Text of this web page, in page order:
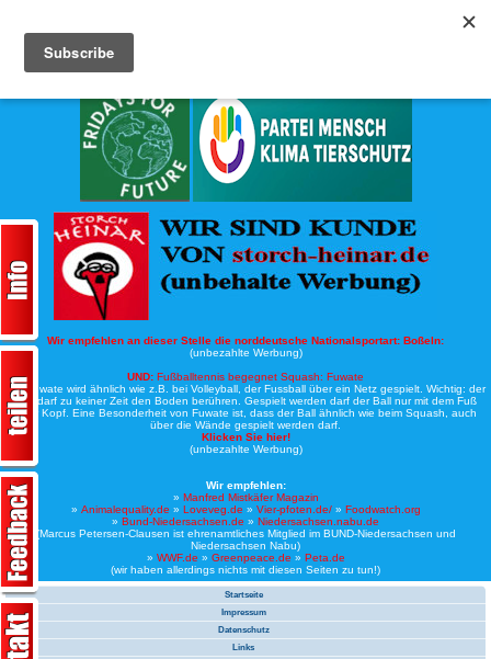
Wir empfehlen an dieser Stelle die norddeutsche Nationalsportart: Boßeln:
(unbezahlte Werbung)
UND: Fußballtennis begegnet Squash: Fuwate
Bei Fuwate wird ähnlich wie z.B. bei Volleyball, der Fussball über ein Netz gespielt. Wichtig: der
Ball darf zu keiner Zeit den Boden berühren. Gespielt werden darf der Ball nur mit dem Fuß
oder Kopf. Eine Besonderheit von Fuwate ist, dass der Ball ähnlich wie beim Squash, auch
über die Wände gespielt werden darf.
Klicken Sie hier!
(unbezahlte Werbung)
Wir empfehlen:
» Manfred Mistkäfer Magazin
» Animalequality.de » Loveveg.de » Vier-pfoten.de/» Foodwatch.org
» Bund-Niedersachsen.de » Niedersachsen.nabu.de
(Marcus Petersen-Clausen ist ehrenamtliches Mitglied im BUND-Niedersachsen und
Niedersachsen Nabu)
» WWF.de » Greenpeace.de » Peta.de
(wir haben allerdings nichts mit diesen Seiten zu tun!)
Startseite
Impressum
Datenschutz
Links